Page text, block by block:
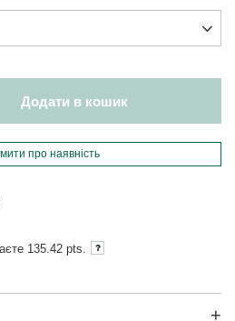
Додати в кошик
про наявність
135.42 pts.